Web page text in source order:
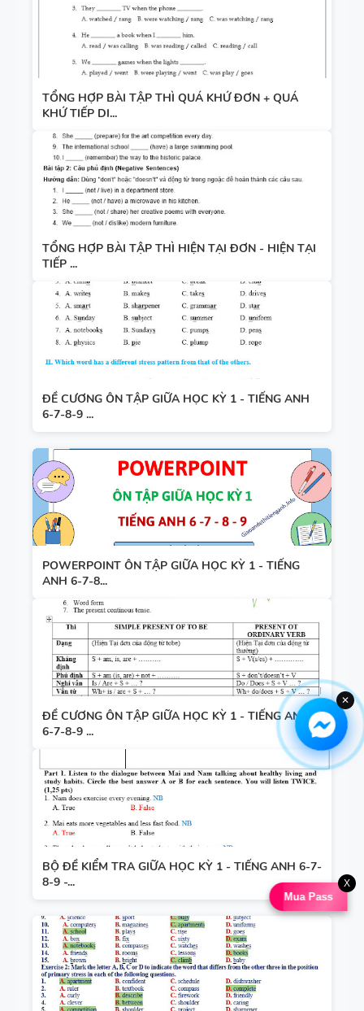
TỔNG HỢP BÀI TẬP THÌ QUÁ KHỨ ĐƠN + QUÁ
KHỨ TIẾP DI...
TỔNG HỢP BÀI TẬP THÌ HIỆN TẠI ĐƠN - HIỆN TẠI
TIẾP ...
ĐỀ CƯƠNG ÔN TẬP GIỮA HỌC KỲ 1 - TIẾNG ANH
6-7-8-9 ...
POWERPOINT ÔN TẬP GIỮA HỌC KỲ 1 - TIẾNG
ANH 6-7-8...
ĐỀ CƯƠNG ÔN TẬP GIỮA HỌC KỲ 1 - TIẾNG ANH
6-7-8-9 ...
BỘ ĐỀ KIỂM TRA GIỮA HỌC KỲ 1 - TIẾNG ANH 6-7-
8-9 -...
Mua Pass
X
✕